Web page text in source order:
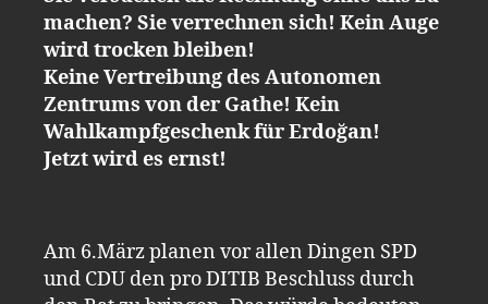
machen? Sie verrechnen sich! Kein Auge
wird trocken bleiben!
Keine Vertreibung des Autonomen
Zentrums von der Gathe! Kein
Wahlkampfgeschenk für Erdoğan!
Jetzt wird es ernst!
Am 6.März planen vor allen Dingen SPD
und CDU den pro DITIB Beschluss durch